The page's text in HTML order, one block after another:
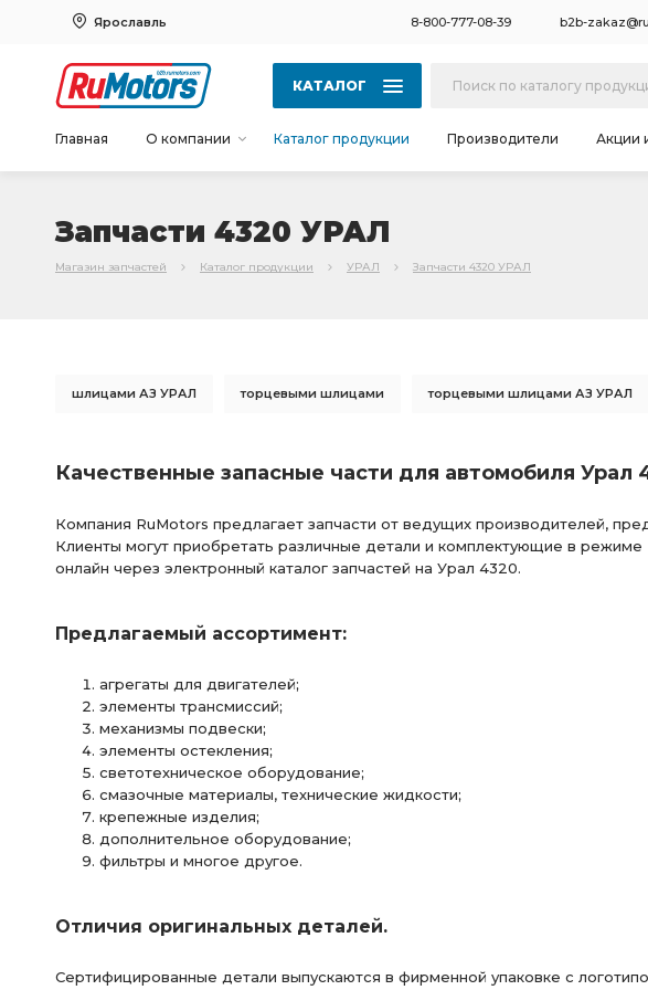
Ярославль 8-800-777-08-39 b2b-
КАТАЛОГ
Главная О компании Каталог продукции Производители Акции
Запчасти 4320 УРАЛ
Магазин запчастей Каталог продукции УРАЛ Запчасти 4320 УРАЛ
шлицами АЗ УРАЛ торцевыми шлицами торцевыми шлицами АЗ УРАЛ
торц. шлицами АЗ
фланец с торцевыми фланец с торцевыми шлицами
МОСТ ПЕРЕДНИЙ МОСТА i=7.49 49 зуб СБОРЕ
фланца с торцевыми фланца с торцевыми шлицами РАЗДАТОЧНАЯ
РАМА необходимы РАМА необходимы ПД АЗ УРАЛ
фланец с торц. шлицами АЗ УРАЛ ТРУБКА ВОЗДУХОВОДНАЯ
фланец с торцевыми шлицами АЗ УРАЛ
фланцы с торцевыми шлицами АЗ УРАЛ
СРЕДНЕГО МОСТА i=7.49
Качественные запасные части для автомобиля Урал
Компания RuMotors предлагает запчасти от ведущих производителей,
Клиенты могут приобретать различные детали и комплектующие в режиме
онлайн через электронный каталог запчастей на Урал 4320.
Предлагаемый ассортимент:
агрегаты для двигателей;
элементы трансмиссий;
механизмы подвески;
элементы остекления;
светотехническое оборудование;
смазочные материалы, технические жидкости;
крепежные изделия;
дополнительное оборудование;
фильтры и многое другое.
Отличия оригинальных деталей.
Сертифицированные детали выпускаются в фирменной упаковке с